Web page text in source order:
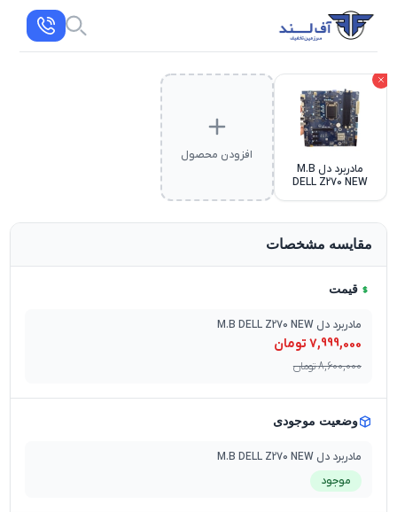
مادربرد دل M.B
DELL Z270 NEW
افزودن محصول
مقایسه مشخصات
قیمت
مادربرد دل M.B DELL Z270 NEW
7,999,000 تومان
8,600,000تومان
وضعیت موجودی
مادربرد دل M.B DELL Z270 NEW
موجود